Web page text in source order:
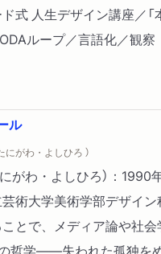
式 人生デザイン講座／
ループ／言語化／観察
ル
にがわ・よしひろ ）
がわ・よしひろ）：
術大学美術学部デザイ
とで、メディア論や社
哲学――失われた孤独を